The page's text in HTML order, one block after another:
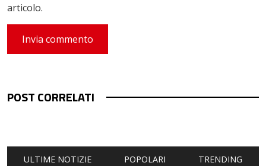
articolo.
POST CORRELATI
ULTIME NOTIZIE POPOLARI TRENDING